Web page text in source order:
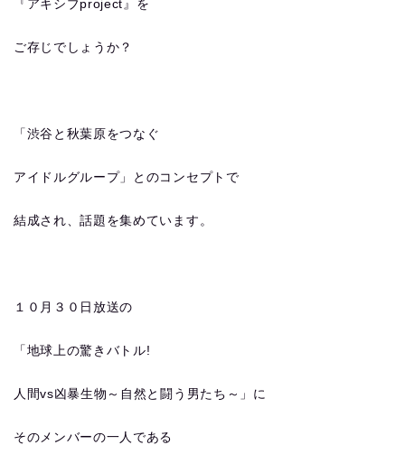
『アキシブproject』を
ご存じでしょうか？
「渋谷と秋葉原をつなぐ
アイドルグループ」とのコンセプトで
結成され、話題を集めています。
１０月３０日放送の
「地球上の驚きバトル!
人間vs凶暴生物～自然と闘う男たち～」に
そのメンバーの一人である